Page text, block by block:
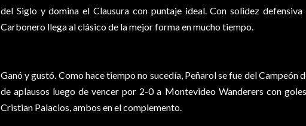
del Siglo y domina el Clausura con puntaje ideal. Con solidez
Carbonero llega al clásico de la mejor forma en mucho tiempo.
Ganó y gustó. Como hace tiempo no sucedía, Peñarol se fue del Campeón
de aplausos luego de vencer por 2-0 a Montevideo Wanderers con
Cristian Palacios, ambos en el complemento.